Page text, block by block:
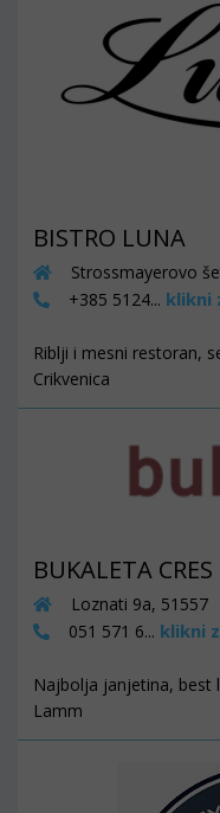
BISTRO LUNA
Strossmayerovo
+385 5124... klikni
Riblji i mesni restoran,
Crikvenica
BUKALETA CRES
Loznati 9a,
051 571 6... klikni
Najbolja janjetina, best
Lamm